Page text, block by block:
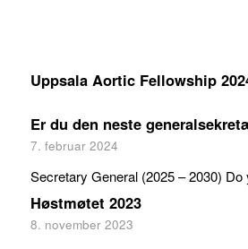
Uppsala Aortic Fellowship
Er du den neste
7. februar 2024
Secretary General (2025 – 2030)
Høstmøtet 2023
8. november 2023